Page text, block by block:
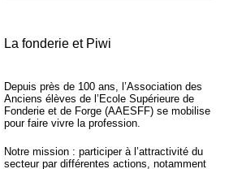
La fonderie et Piwi
Depuis près de 100 ans, l’Association des
Anciens élèves de l’Ecole Supérieure de
Fonderie et de Forge (AAESFF) se mobilise
pour faire vivre la profession.
Notre mission : participer à l’attractivité du
secteur par différentes actions, notamment